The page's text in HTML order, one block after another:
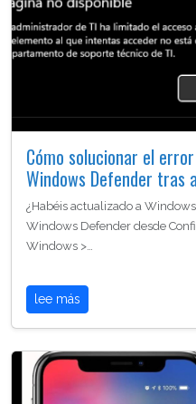
Cómo solucionar el
Windows Defender tras
¿Habéis actualizado a
Windows Defender desde
Windows >…
lee más